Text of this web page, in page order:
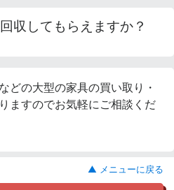
収してもらえますか？
どの大型の家具の買い取り・
ますのでお気軽にご相談くだ
▲ メニューに戻る